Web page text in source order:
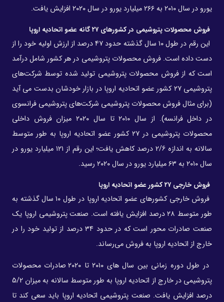
یورو در سال ۲۰۱۰ به ۲۶۶ میلیارد یورو در سال ۲۰۲۰ افزایش یافت.
فروش محصولات پتروشیمی در کشورهای ۲۷ گانه عضو اتحادیه اروپا
این رقم در طول ۱۰ سال گذشته حدود ۴۷ درصد از ارزش اولیه خود را از
دست داده است. فروش محصولات پتروشیمی در هر کشور شامل درآمد
است که از فروش محصولات پتروشیمی تولید شده توسط شرکت‌های
پتروشیمی ۲۷ کشور عضو اتحادیه اروپا در بازار خودشان بدست می آید
(برای مثال فروش محصولات پتروشیمی شرکت‌های پتروشیمی فرانسوی
در داخل فرانسه). از سال ۲۰۱۰ تا سال ۲۰۲۰ میزان فروش داخلی
محصولات پتروشیمی در ۲۷ کشور عضو اتحادیه اروپا به طور متوسط
سالانه به اندازه 2/6 درصد کاهش یافت؛ این رقم از ۱۲۱ میلیارد یورو در
سال ۲۰۱۰ به ۶۳ میلیارد یورو در سال ۲۰۲۰ رسید.
فروش خارجی ۲۷ کشور عضو اتحادیه اروپا
فروش خارجی کشورهای عضو اتحادیه اروپا در طول ۱۰ سال گذشته به
طور متوسط ۲۸ درصد افزایش یافته است. صنعت پتروشیمی اروپا یک
صنعت صادرات محور است که در حدود ۳۴ درصد از تولید خود را در
خارج از اتحادیه اروپا به فروش می‌رساند.
در طول دوره زمانی بین سال های ۲۰۱۰ تا ۲۰۲۰ صادرات محصولات
پتروشیمی در خارج از اتحادیه اروپا به طور متوسط سالانه به میزان 5/2
درصد افزایش یافت. صنعت پتروشیمی اتحادیه اروپا باید سعی کند تا